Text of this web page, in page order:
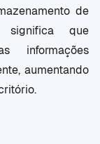
de
significa que
informações
aumentando